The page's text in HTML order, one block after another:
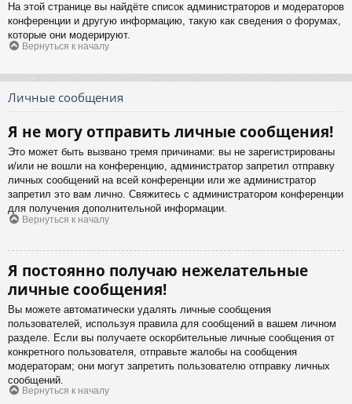
На этой странице вы найдёте список администраторов и модераторов
конференции и другую информацию, такую как сведения о форумах,
которые они модерируют.
Вернуться к началу
Личные сообщения
Я не могу отправить личные сообщения!
Это может быть вызвано тремя причинами: вы не зарегистрированы
и/или не вошли на конференцию, администратор запретил отправку
личных сообщений на всей конференции или же администратор
запретил это вам лично. Свяжитесь с администратором конференции
для получения дополнительной информации.
Вернуться к началу
Я постоянно получаю нежелательные
личные сообщения!
Вы можете автоматически удалять личные сообщения
пользователей, используя правила для сообщений в вашем личном
разделе. Если вы получаете оскорбительные личные сообщения от
конкретного пользователя, отправьте жалобы на сообщения
модераторам; они могут запретить пользователю отправку личных
сообщений.
Вернуться к началу